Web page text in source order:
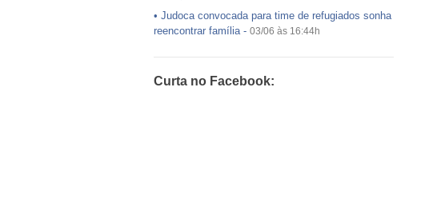
• Judoca convocada para time de refugiados sonha
reencontrar família- 03/06 às 16:44h
•Exército egípcio diz que encontrou destroços de
Curta no Facebook: